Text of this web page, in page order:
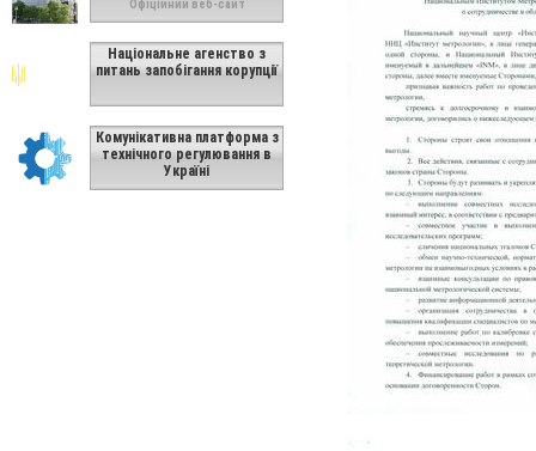
Офіційний веб-сайт
Національне агенство з
питань запобігання корупції
Комунікативна платформа з
технічного регулювання в
Україні